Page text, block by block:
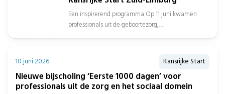
Een inspirerend programma Op 11 juni kwamen
professionals uit de geboortezorg,
10 juni 2026 Kansrijke Start
Nieuwe bijscholing ‘Eerste 1000 dagen’ voor
professionals uit de zorg en het sociaal domein